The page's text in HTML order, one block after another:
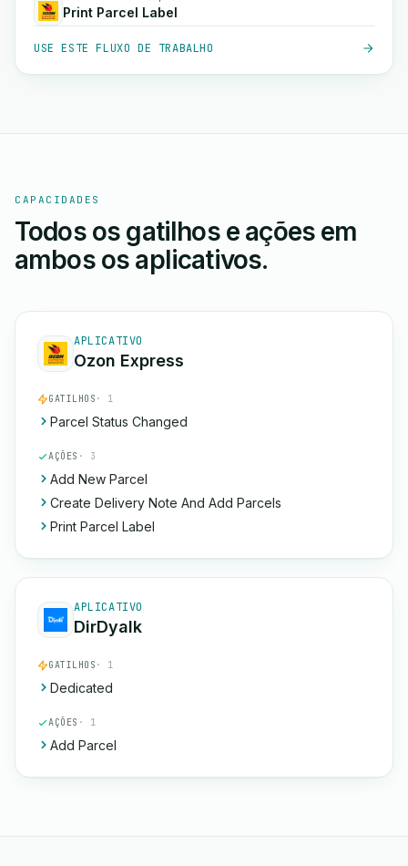
Print Parcel Label
USE ESTE FLUXO DE TRABALHO
CAPACIDADES
Todos os gatilhos e ações em
ambos os aplicativos.
APLICATIVO
Ozon Express
GATILHOS · 1
Parcel Status Changed
AÇÕES · 3
Add New Parcel
Create Delivery Note And Add Parcels
Print Parcel Label
APLICATIVO
DirDyalk
GATILHOS · 1
Dedicated
AÇÕES · 1
Add Parcel